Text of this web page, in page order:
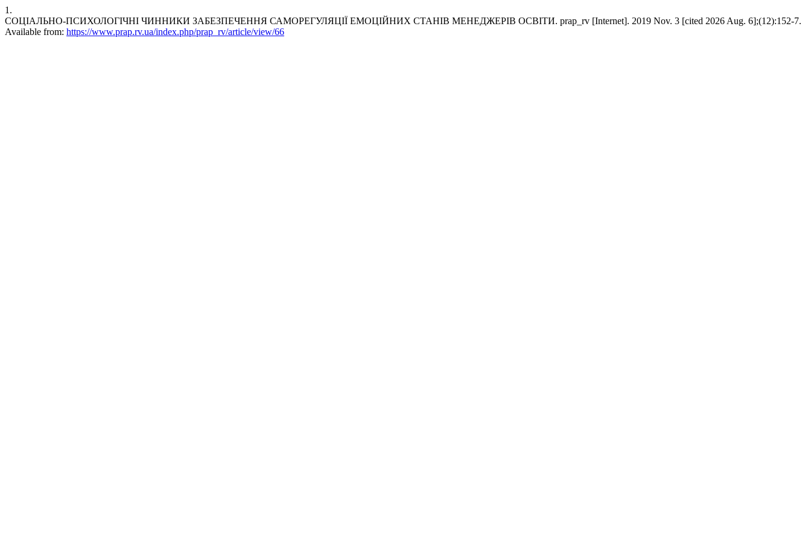
1.
СОЦІАЛЬНО-ПСИХОЛОГІЧНІ ЧИННИКИ ЗАБЕЗПЕЧЕННЯ САМОРЕГУЛЯЦІЇ ЕМОЦІЙНИХ СТАНІВ МЕНЕДЖЕРІВ ОСВІТИ. prap_rv [Internet]. 2019 Nov. 3 [cited 2026 Aug. 6];(12):152-7.
Available from: https://www.prap.rv.ua/index.php/prap_rv/article/view/66